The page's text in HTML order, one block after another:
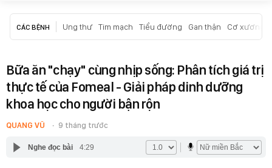
CÁC BỆNH Ung thư Tim mạch Tiểu đường Gan thận Cơ xương
Bữa ăn "chạy" cùng nhịp sống: Phân tích giá trị
thực tế của Fomeal - Giải pháp dinh dưỡng
khoa học cho người bận rộn
QUANG VŨ 9 tháng trước
Nghe đọc bài 4:29